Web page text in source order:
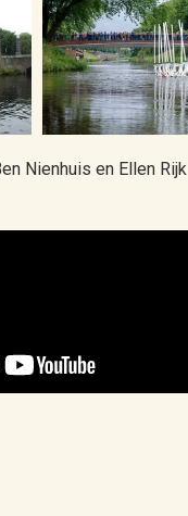
Nienhuis en Ellen Rijk